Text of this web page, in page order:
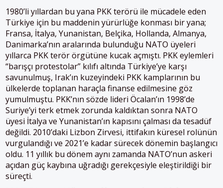
1980’li yıllardan bu yana PKK terörü ile mücadele eden
Türkiye için bu maddenin yürürlüğe konması bir yana;
Fransa, İtalya, Yunanistan, Belçika, Hollanda, Almanya,
Danimarka’nın aralarında bulunduğu NATO üyeleri
yıllarca PKK terör örgütüne kucak açmıştı. PKK eylemleri
“barışçı protestolar” kılıfı altında Türkiye’ye karşı
savunulmuş, Irak’ın kuzeyindeki PKK kamplarının bu
ülkelerde toplanan haraçla finanse edilmesine göz
yumulmuştu. PKK’nın sözde lideri Öcalan’ın 1998’de
Suriye’yi terk etmek zorunda kaldıktan sonra NATO
üyesi İtalya ve Yunanistan’ın kapısını çalması da tesadüf
değildi. 2010’daki Lizbon Zirvesi, ittifakın küresel rolünün
vurgulandığı ve 2021’e kadar sürecek dönemin başlangıcı
oldu. 11 yıllık bu dönem aynı zamanda NATO’nun askeri
açıdan güç kaybına uğradığı gerekçesiyle eleştirildiği bir
süreçti.